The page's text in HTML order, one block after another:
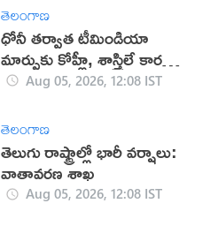
తెలంగాణ
ధోనీ తర్వాత టీమిండియా
మార్పుకు కోహ్లీ, శాస్త్రిలే కారణం:
రహానేAug 05, 2026, 12:08 IST
తెలంగాణ
తెలుగు రాష్ట్రాల్లో భారీ వర్షాలు:
వాతావరణ శాఖ
Aug 05, 2026, 12:08 IST